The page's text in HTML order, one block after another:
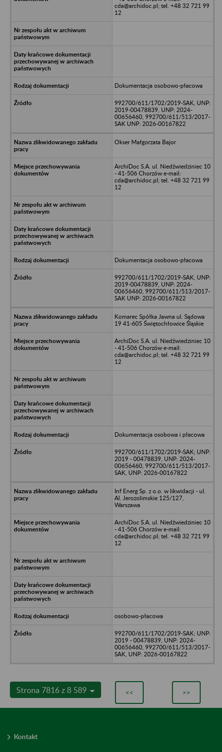
cda@archidoc.pl; tel. +48 32 721 99
12
Dokumentacja osobowo-płacowa
992700/611/1702/2019-SAK, UNP:
2019-00478839, UNP: 2024-
00656460, 992700/611/513/2017-
SAK UNP: 2026-00167822
Okser Małgorzata Bajor
ArchiDoc S.A. ul. Niedźwiedziniec 10
- 41-506 Chorzów e-mail:
cda@archidoc.pl; tel. +48 32 721 99
12
Dokumentacja osobowo-płacowa
992700/611/1702/2019-SAK, UNP:
2019-00478839, UNP: 2024-
00656460, 992700/611/513/2017-
SAK UNP: 2026-00167822
Komarec Spółka Jawna ul. Sądowa
19 41-605 Świętochłowice Śląskie
ArchiDoc S.A. ul. Niedźwiedziniec 10
- 41-506 Chorzów e-mail:
cda@archidoc.pl; tel. +48 32 721 99
12
Dokumentacja osobowa i płacowa
992700/611/1702/2019-SAK; UNP:
2019 - 00478839, UNP: 2024-
00656460, 992700/611/513/2017-
SAK, UNP: 2026-00167822
Inf Energ Sp. z o.o. w likwidacji - ul.
Al. Jerozolimskie 125/127,
Warszawa
ArchiDoc S.A. ul. Niedźwiedziniec 10
- 41-506 Chorzów e-mail:
cda@archidoc.pl; tel. +48 32 721 99
12
osobowo-płacowa
992700/611/1702/2019-SAK; UNP:
2019 - 00478839, UNP: 2024-
00656460, 992700/611/513/2017-
SAK, UNP: 2026-00167822
Strona 7816 z 8 589 << >>
Kontakt